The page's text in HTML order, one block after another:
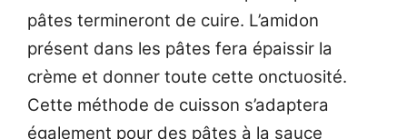
pâtes termineront de cuire. L’amidon
présent dans les pâtes fera épaissir la
crème et donner toute cette onctuosité.
Cette méthode de cuisson s’adaptera
également pour des pâtes à la sauce